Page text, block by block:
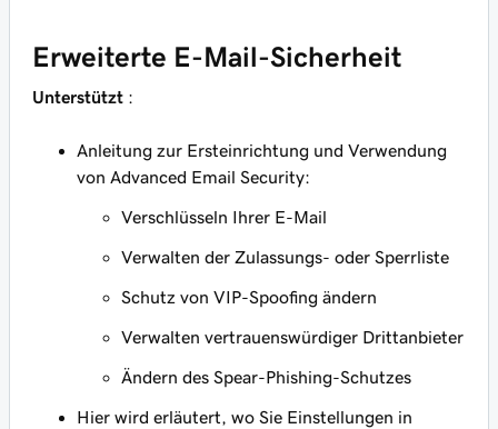
Erweiterte E-Mail-Sicherheit
Unterstützt :
Anleitung zur Ersteinrichtung und Verwendung
von Advanced Email Security:
Verschlüsseln Ihrer E-Mail
Verwalten der Zulassungs- oder Sperrliste
Schutz von VIP-Spoofing ändern
Verwalten vertrauenswürdiger Drittanbieter
Ändern des Spear-Phishing-Schutzes
Hier wird erläutert, wo Sie Einstellungen in